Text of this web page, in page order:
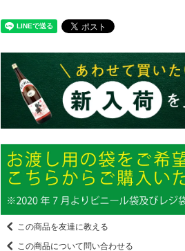
この商品を友達に教える
この商品について問い合わせる